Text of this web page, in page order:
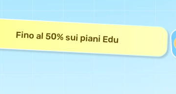
Fino al 50% sui piani Edu